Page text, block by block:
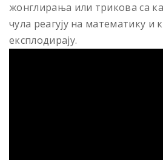
жонглирања или трикова са
чула реагују на математику и
експлодирају.